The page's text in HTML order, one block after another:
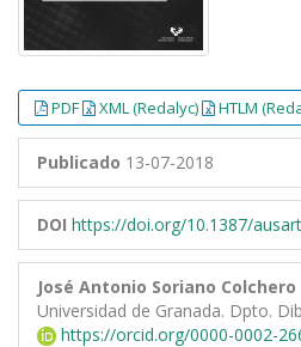
PDF XML (Redalyc) HTLM
Publicado 13-07-2018
DOI https://doi.org/10.1387/
José Antonio Soriano Colchero
Universidad de Granada. Dpto.
https://orcid.org/0000-0002-